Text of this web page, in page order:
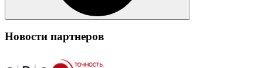
Новости партнеров